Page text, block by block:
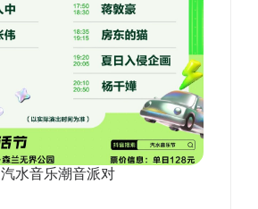
汽水音乐潮音派对